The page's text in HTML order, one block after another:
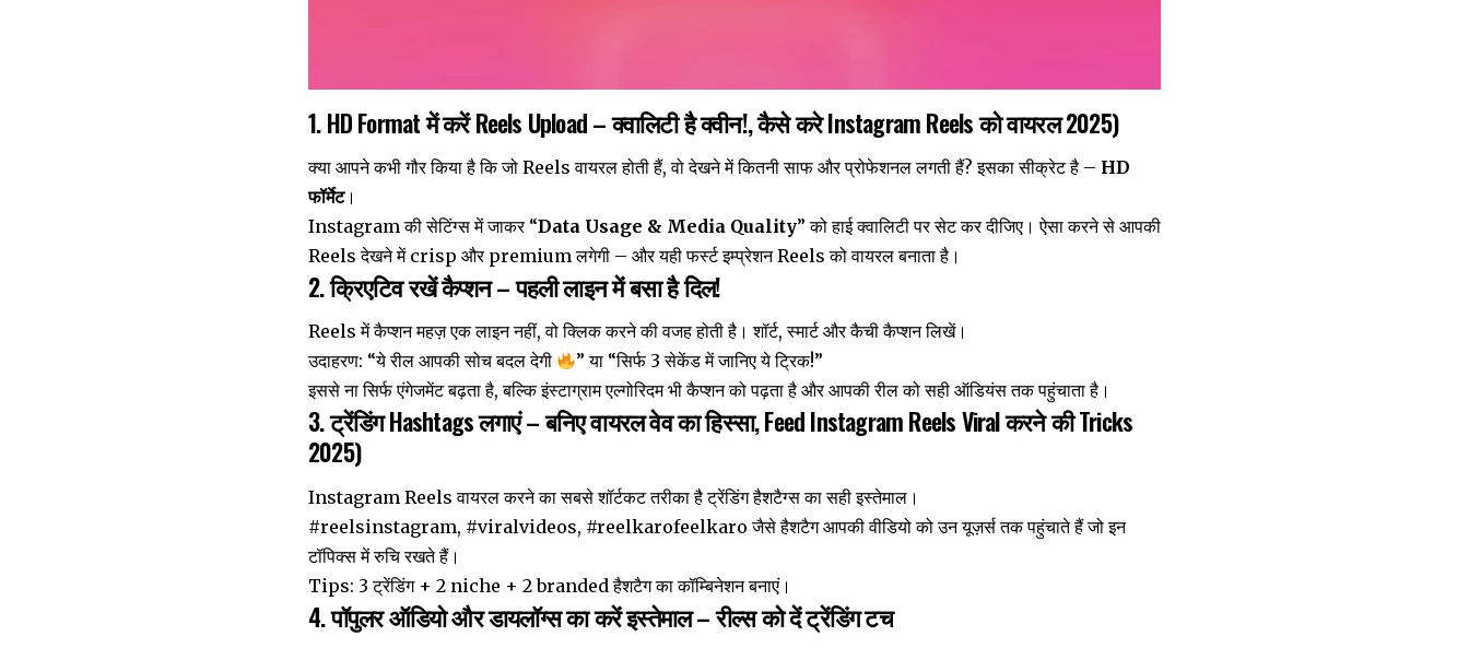
1. HD Format में करें Reels Upload – क्वालिटी है क्वीन!, कैसे करे Instagram Reels को वायरल 2025)
क्या आपने कभी गौर किया है कि जो Reels वायरल होती हैं, वो देखने में कितनी साफ और प्रोफेशनल लगती हैं? इसका सीक्रेट है – HD
फॉर्मेट।
Instagram की सेटिंग्स में जाकर “Data Usage & Media Quality” को हाई क्वालिटी पर सेट कर दीजिए। ऐसा करने से आपकी
Reels देखने में crisp और premium लगेगी – और यही फर्स्ट इम्प्रेशन Reels को वायरल बनाता है।
2. क्रिएटिव रखें कैप्शन – पहली लाइन में बसा है दिल!
Reels में कैप्शन महज़ एक लाइन नहीं, वो क्लिक करने की वजह होती है। शॉर्ट, स्मार्ट और कैची कैप्शन लिखें।
उदाहरण: “ये रील आपकी सोच बदल देगी
” या “सिर्फ 3 सेकेंड में जानिए ये ट्रिक!”
इससे ना सिर्फ एंगेजमेंट बढ़ता है, बल्कि इंस्टाग्राम एल्गोरिदम भी कैप्शन को पढ़ता है और आपकी रील को सही ऑडियंस तक पहुंचाता है।
3. ट्रेंडिंग Hashtags लगाएं – बनिए वायरल वेव का हिस्सा, Feed Instagram Reels Viral करने की Tricks
2025)
Instagram Reels वायरल करने का सबसे शॉर्टकट तरीका है ट्रेंडिंग हैशटैग्स का सही इस्तेमाल।
#reelsinstagram, #viralvideos, #reelkarofeelkaro जैसे हैशटैग आपकी वीडियो को उन यूज़र्स तक पहुंचाते हैं जो इन
टॉपिक्स में रुचि रखते हैं।
Tips: 3 ट्रेंडिंग + 2 niche + 2 branded हैशटैग का कॉम्बिनेशन बनाएं।
4. पॉपुलर ऑडियो और डायलॉग्स का करें इस्तेमाल – रील्स को दें ट्रेंडिंग टच